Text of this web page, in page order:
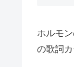
ホルモ
の歌詞